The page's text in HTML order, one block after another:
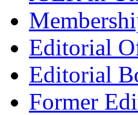
Editorial
Editorial
Former